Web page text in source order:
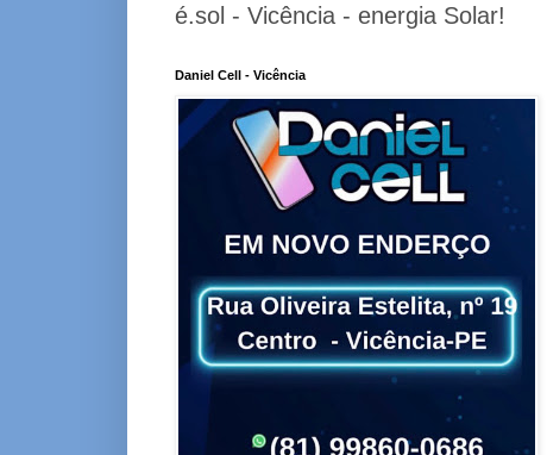
é.sol - Vicência - energia Solar!
Daniel Cell - Vicência